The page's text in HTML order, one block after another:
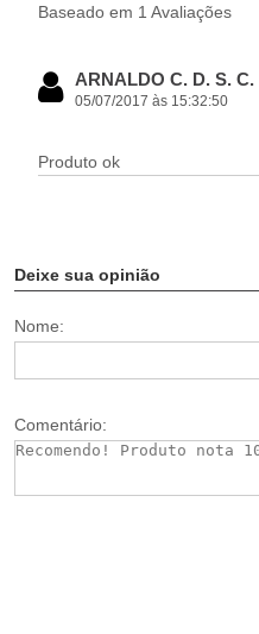
Baseado em 1 Avaliações
ARNALDO C. D. S. C.
05/07/2017 às 15:32:50
Produto ok
Deixe sua opinião
Nome:
Comentário: